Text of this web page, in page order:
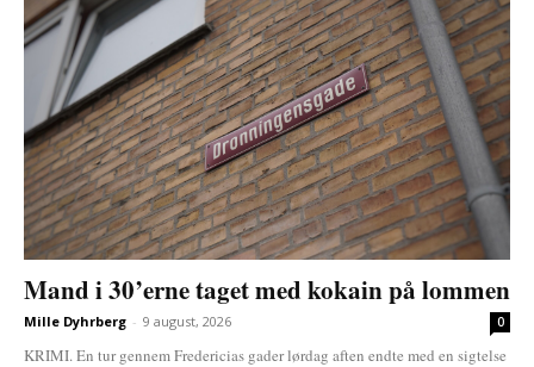
Mand i 30’erne taget med kokain på lommen
Mille Dyhrberg - 9 august, 2026 0
KRIMI. En tur gennem Fredericias gader lørdag aften endte med en sigtelse